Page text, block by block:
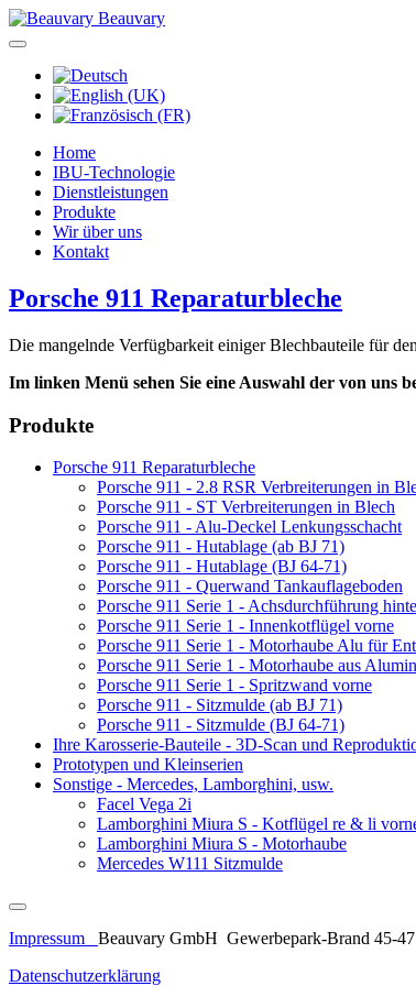
Beauvary
Home
IBU-Technologie
Dienstleistungen
Produkte
Wir über uns
Kontakt
Porsche 911 Reparaturbleche
Die mangelnde Verfügbarkeit einiger Blechbauteile für
Im linken Menü sehen Sie eine Auswahl der von uns
Produkte
Porsche 911 Reparaturbleche
Porsche 911 - 2.8 RSR Verbreiterungen in
Porsche 911 - ST Verbreiterungen in Blech
Porsche 911 - Alu-Deckel Lenkungsschacht
Porsche 911 - Hutablage (ab BJ 71)
Porsche 911 - Hutablage (BJ 64-71)
Porsche 911 - Querwand Tankauflageboden
Porsche 911 Serie 1 - Achsdurchführung
Porsche 911 Serie 1 - Innenkotflügel vorne
Porsche 911 Serie 1 - Motorhaube Alu für
Porsche 911 Serie 1 - Motorhaube aus
Porsche 911 Serie 1 - Spritzwand vorne
Porsche 911 - Sitzmulde (ab BJ 71)
Porsche 911 - Sitzmulde (BJ 64-71)
Ihre Karosserie-Bauteile - 3D-Scan und
Prototypen und Kleinserien
Sonstige - Mercedes, Lamborghini, usw.
Facel Vega 2i
Lamborghini Miura S - Kotflügel re & li
Lamborghini Miura S - Motorhaube
Mercedes W111 Sitzmulde
Impressum Beauvary GmbH Gewerbepark-Brand 45-
Datenschutzerklärung